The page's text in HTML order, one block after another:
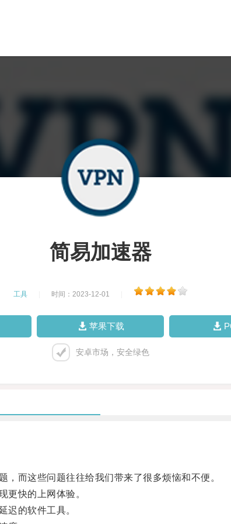
简易加速器
工具 时间：2023-12-01
苹果下载
安卓市场，安全绿色
而这些问题往往给我们带来了很多烦恼和不便。
快的上网体验。
的软件工具。